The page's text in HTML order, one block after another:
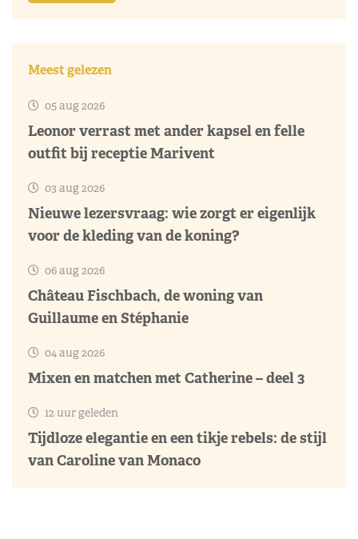
Meest gelezen
05 aug 2026
Leonor verrast met ander kapsel en felle
outfit bij receptie Marivent
03 aug 2026
Nieuwe lezersvraag: wie zorgt er eigenlijk
voor de kleding van de koning?
06 aug 2026
Château Fischbach, de woning van
Guillaume en Stéphanie
04 aug 2026
Mixen en matchen met Catherine – deel 3
12 uur geleden
Tijdloze elegantie en een tikje rebels: de stijl
van Caroline van Monaco